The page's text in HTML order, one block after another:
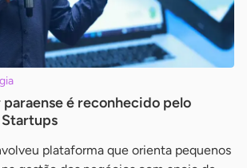
é reconhecido pelo
plataforma que orienta pequenos